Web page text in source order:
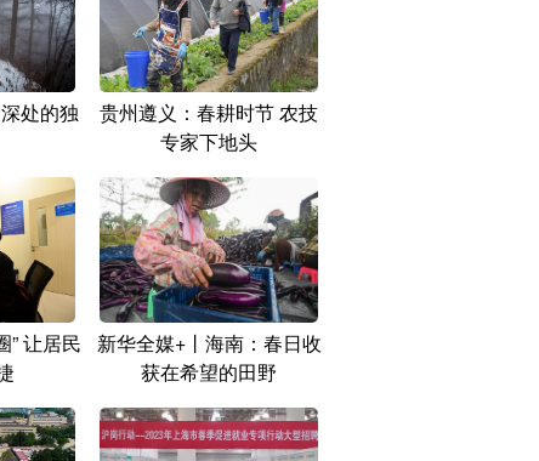
处的独
贵州遵义：春耕时节 农技
专家下地头
” 让居民
新华全媒+丨海南：春日收
获在希望的田野